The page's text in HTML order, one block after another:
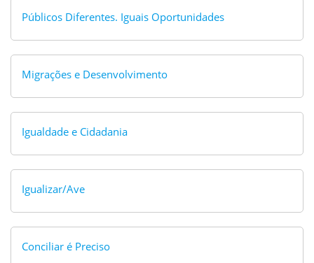
Públicos Diferentes. Iguais Oportunidades
Migrações e Desenvolvimento
Igualdade e Cidadania
Igualizar/Ave
Conciliar é Preciso